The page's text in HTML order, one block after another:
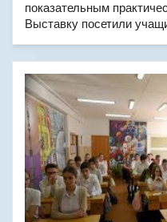
показательным
Выставку посетили